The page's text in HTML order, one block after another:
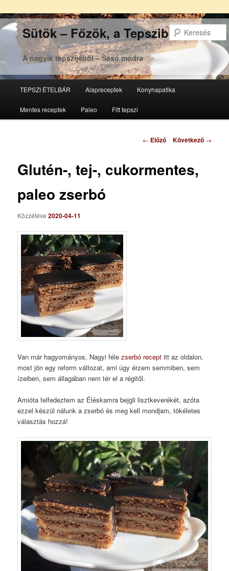
Sütök – Főzök, a Tepsziből
A nagyik tepszijéből – Sasó módra
Tovább
az
Tovább
a
TEPSZI ÉTELBÁR Alapreceptek Konyhapatika
Mentes receptek Paleo Fitt tepszi
Bejegyzés
← Előző Következő →
Glutén-, tej-, cukormentes,
paleo zserbó
Közzétéve2020-04-11
Van már hagyományos, Nagyi félezserbó recept itt az oldalon,
most jön egy reform változat, ami úgy érzem semmiben, sem
ízeiben, sem állagában nem tér el a régitől.
Amióta felfedeztem az Éléskamra bejgli lisztkeverékét, azóta
ezzel készül nálunk a zserbó és meg kell mondjam, tökéletes
választás hozzá!